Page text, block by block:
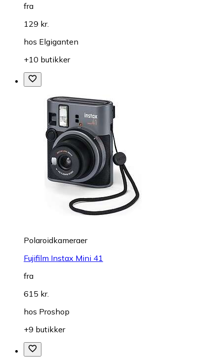
fra
129 kr.
hos Elgiganten
+10 butikker
Polaroidkameraer
Fujifilm Instax Mini 41
fra
615 kr.
hos Proshop
+9 butikker